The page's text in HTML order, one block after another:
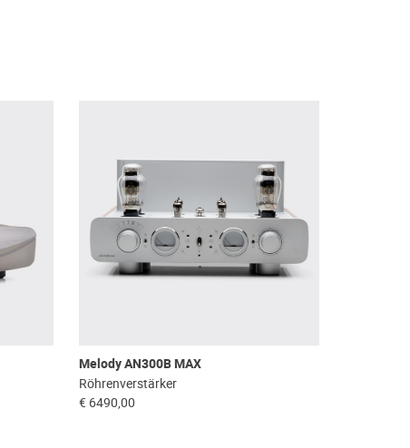
Melody AN300B MAX
Röhrenverstärker
€ 6490,00